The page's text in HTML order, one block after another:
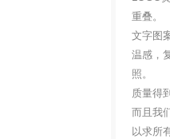
重叠。
文字图
温感，
照。
质量得
而且我
以求所